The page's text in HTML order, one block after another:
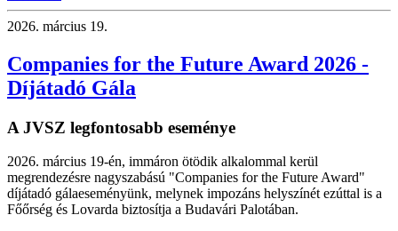
2026. március 19.
Companies for the Future Award 2026 -
Díjátadó Gála
A JVSZ legfontosabb eseménye
2026. március 19-én, immáron ötödik alkalommal kerül
megrendezésre nagyszabású "Companies for the Future Award"
díjátadó gálaeseményünk, melynek impozáns helyszínét ezúttal is a
Főőrség és Lovarda biztosítja a Budavári Palotában.